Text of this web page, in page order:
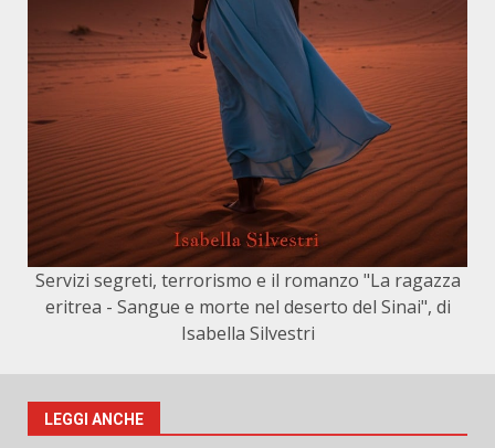
Servizi segreti, terrorismo e il romanzo "La ragazza
eritrea - Sangue e morte nel deserto del Sinai", di
Isabella Silvestri
LEGGI ANCHE